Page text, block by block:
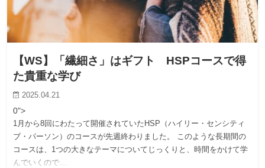
【WS】「繊細さ」はギフト HSPコースで得
た貴重な学び
2025.04.21
0">
1月から8回にわたって開催されていたHSP（ハイリー・センシティ
ブ・パーソン）のコースが先週終わりました。 このような長期間の
コースは、1つの大きなテーマについてじっくりと、時間をかけて学
んでいくので…